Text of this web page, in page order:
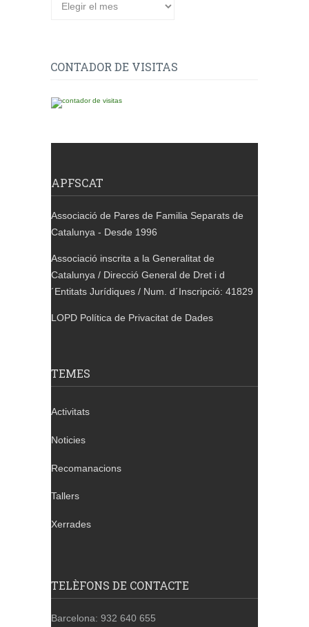
CONTADOR DE VISITAS
APFSCAT
Associació de Pares de Familia Separats de
Catalunya - Desde 1996
Associació inscrita a la Generalitat de
Catalunya / Direcció General de Dret i d
´Entitats Jurídiques / Num. d´Inscripció: 41829
LOPD Política de Privacitat de Dades
TEMES
Activitats
Noticies
Recomanacions
Tallers
Xerrades
TELÈFONS DE CONTACTE
Barcelona: 932 640 655